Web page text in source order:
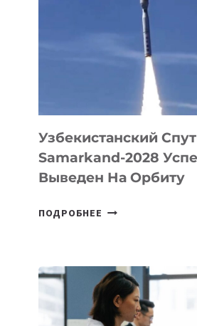
PROMETHEUS
СОЗДАНИЯ
«ИСКУССТВЕННОГО
ИНЖЕНЕРА»
Узбекистанский
Samarkand-2028
Выведен На Орбиту
ПОДРОБНЕЕ УЗБЕКИСТАНСКИЙ
УСПЕШНО
ВЫВЕДЕН